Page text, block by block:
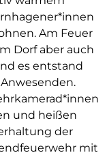
Am Feuer
Dorf aber auch
es entstand
und heißen
der
mit